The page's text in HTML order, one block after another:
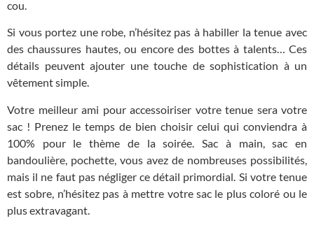
cou.
Si vous portez une robe, n’hésitez pas à habiller la tenue avec
des chaussures hautes, ou encore des bottes à talents… Ces
détails peuvent ajouter une touche de sophistication à un
vêtement simple.
Votre meilleur ami pour accessoiriser votre tenue sera votre
sac ! Prenez le temps de bien choisir celui qui conviendra à
100% pour le thème de la soirée. Sac à main, sac en
bandoulière, pochette, vous avez de nombreuses possibilités,
mais il ne faut pas négliger ce détail primordial. Si votre tenue
est sobre, n’hésitez pas à mettre votre sac le plus coloré ou le
plus extravagant.